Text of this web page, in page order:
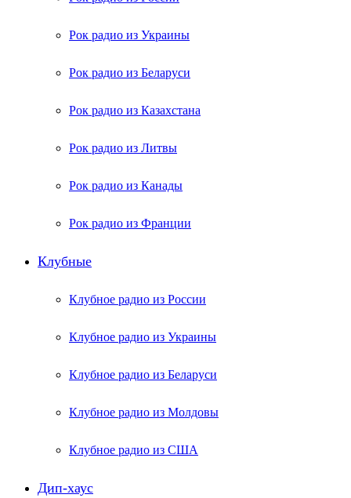
Рок радио из Украины
Рок радио из Беларуси
Рок радио из Казахстана
Рок радио из Литвы
Рок радио из Канады
Рок радио из Франции
Клубные
Клубное радио из России
Клубное радио из Украины
Клубное радио из Беларуси
Клубное радио из Молдовы
Клубное радио из США
Дип-хаус